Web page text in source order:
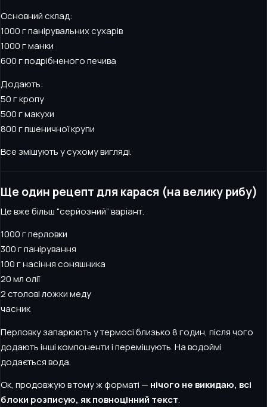
Основний склад:
1000 г панірувальних сухарів
1000 г манки
600 г подрібненого печива
Додають:
50 г кропу
500 г макухи
800 г пшеничної крупи
Все змішують у сухому вигляді.
Ще один рецепт для карася (на велику рибу)
Це вже більш “серйозний” варіант.
1000 г перловки
300 г панірування
100 г насіння соняшника
20 мл олії
2 столові ложки меду
часник
Перловку запарюють у термосі близько 8 годин, після чого
додають інші компоненти і перемішують. На водоймі
додається вода.
Ок, продовжую в тому ж форматі — нічого не викидаю, всі
блоки розписую, як повноцінний текст.